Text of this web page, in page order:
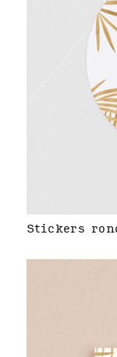
Stickers